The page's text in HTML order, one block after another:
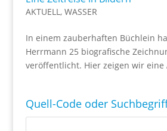
AKTUELL , WASSER
In einem zauberhaften Büchlein
Herrmann 25 biografische
veröffentlicht. Hier zeigen wir eine
Quell-Code oder